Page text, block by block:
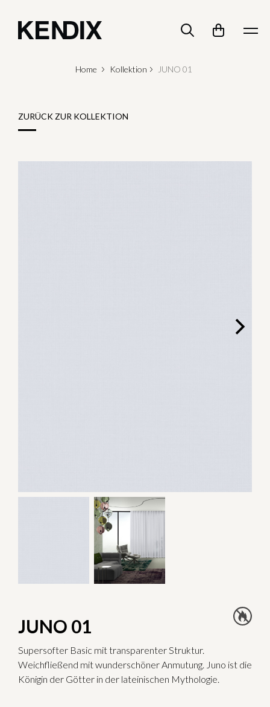
Home Kollektion JUNO 01
ZURÜCK ZUR KOLLEKTION
JUNO 01
Supersofter Basic mit transparenter Struktur.
Weichfließend mit wunderschöner Anmutung. Juno ist die
Königin der Götter in der lateinischen Mythologie.